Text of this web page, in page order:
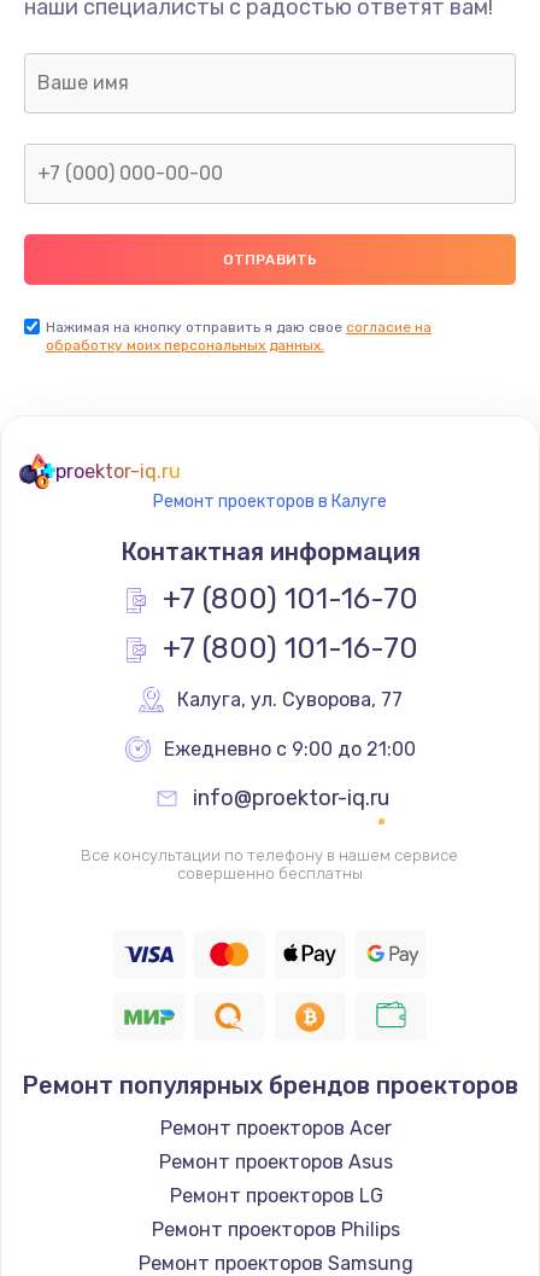
наши специалисты с радостью ответят вам!
Нажимая на кнопку отправить я даю свое согласие на
обработку моих персональных данных.
proektor-iq.ru
Ремонт проекторов в Калуге
Контактная информация
+7 (800) 101-16-70
+7 (800) 101-16-70
Калуга, ул. Суворова, 77
Ежедневно с 9:00 до 21:00
info@proektor-iq.ru
Все консультации по телефону в нашем сервисе
совершенно бесплатны
Ремонт популярных брендов проекторов
Ремонт проекторов Acer
Ремонт проекторов Asus
Ремонт проекторов LG
Ремонт проекторов Philips
Ремонт проекторов Samsung